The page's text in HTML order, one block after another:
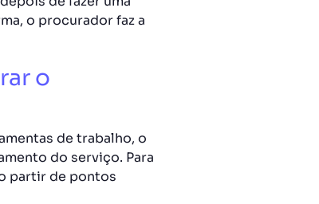
o procurador faz a
o
de trabalho, o
do serviço. Para
partir de pontos